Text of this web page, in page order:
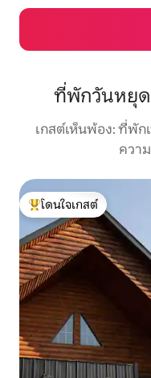
ที่พักวันหยุด
เกสต์เห็นพ้อง: ที่พัก
ควา
โดนใจเกสต์ที่สุด
โดนใจเกสต์